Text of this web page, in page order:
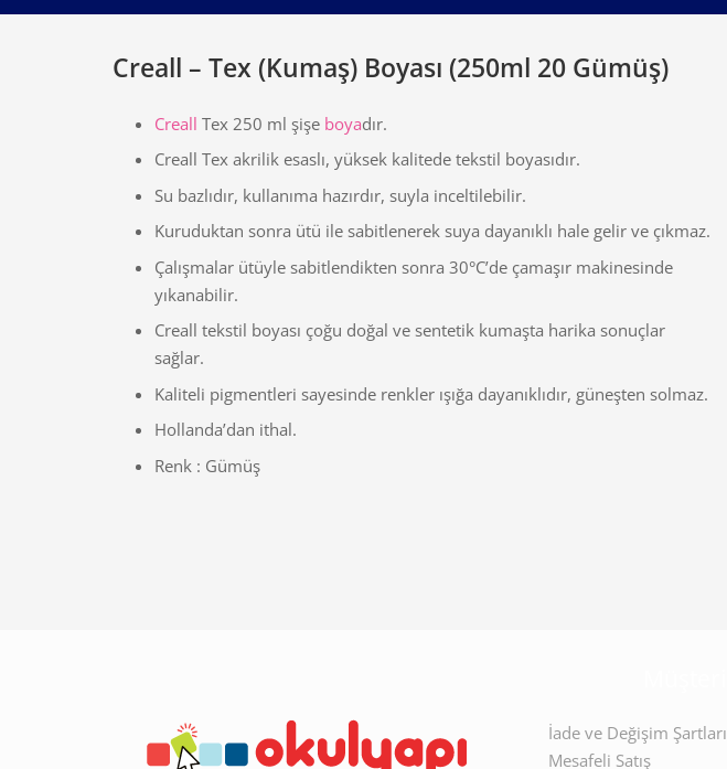
Creall – Tex (Kumaş) Boyası (250ml 20 Gümüş)
Creall Tex 250 ml şişe boyadır.
Creall Tex akrilik esaslı, yüksek kalitede tekstil boyasıdır.
Su bazlıdır, kullanıma hazırdır, suyla inceltilebilir.
Kuruduktan sonra ütü ile sabitlenerek suya dayanıklı hale gelir ve çıkmaz.
Çalışmalar ütüyle sabitlendikten sonra 30°C’de çamaşır makinesinde
yıkanabilir.
Creall tekstil boyası çoğu doğal ve sentetik kumaşta harika sonuçlar
sağlar.
Kaliteli pigmentleri sayesinde renkler ışığa dayanıklıdır, güneşten solmaz.
Hollanda’dan ithal.
Renk : Gümüş
İade ve Değişim Şartları
Mesafeli Satış